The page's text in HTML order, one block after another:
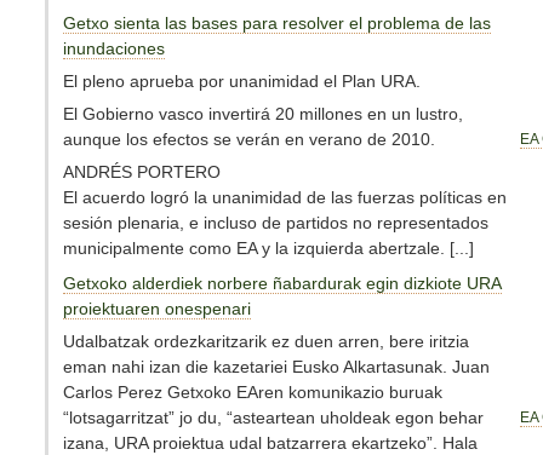
Getxo sienta las bases para resolver el problema de las
inundaciones
El pleno aprueba por unanimidad el Plan URA.
El Gobierno vasco invertirá 20 millones en un lustro,
aunque los efectos se verán en verano de 2010.
ANDRÉS PORTERO
El acuerdo logró la unanimidad de las fuerzas políticas en
sesión plenaria, e incluso de partidos no representados
municipalmente como EA y la izquierda abertzale. [...]
EA
Getxoko alderdiek norbere ñabardurak egin dizkiote URA
proiektuaren onespenari
Udalbatzak ordezkaritzarik ez duen arren, bere iritzia
eman nahi izan die kazetariei Eusko Alkartasunak. Juan
Carlos Perez Getxoko EAren komunikazio buruak
“lotsagarritzat” jo du, “asteartean uholdeak egon behar
izana, URA proiektua udal batzarrera ekartzeko”. Hala
EA